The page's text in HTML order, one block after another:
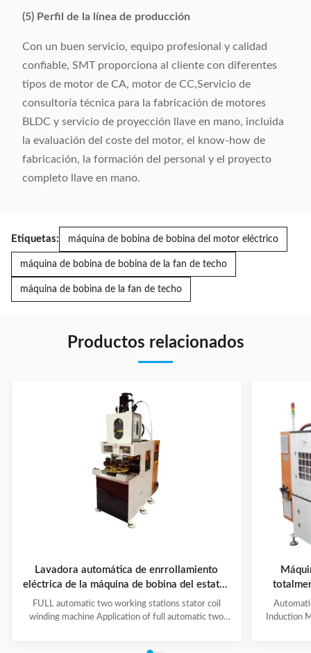
(5) Perfil de la línea de producción
Con un buen servicio, equipo profesional y calidad
confiable, SMT proporciona al cliente con diferentes
tipos de motor de CA, motor de CC,Servicio de
consultoría técnica para la fabricación de motores
BLDC y servicio de proyección llave en mano, incluida
la evaluación del coste del motor, el know-how de
fabricación, la formación del personal y el proyecto
completo llave en mano.
Etiquetas: máquina de bobina de bobina del motor eléctrico
máquina de bobina de bobina de la fan de techo
máquina de bobina de la fan de techo
Productos relacionados
Lavadora automática de enrrollamiento
eléctrica de la máquina de bobina del estator
del motor/2 cabezas
FULL automatic two working stations stator coil
winding machine Application of full automatic two
polos
y
Induction